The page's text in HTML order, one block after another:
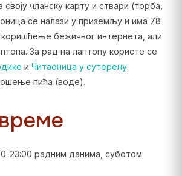
чланску карту и ствари (торба,
се налази у приземљу и има 78
коришћење бежичног интернета, али
За рад на лаптопу користе се
и Читаоница у сутерену.
пића (воде).
23:00 радним данима, суботом: